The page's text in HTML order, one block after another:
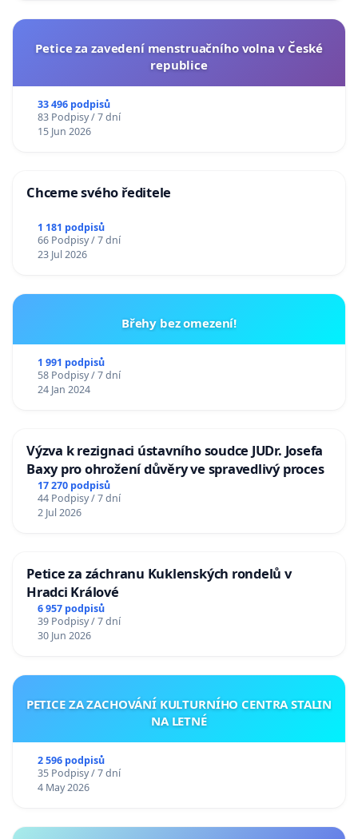
Petice za zavedení menstruačního volna v České
republice
33 496 podpisů
83 Podpisy / 7 dní
15 Jun 2026
Chceme svého ředitele
1 181 podpisů
66 Podpisy / 7 dní
23 Jul 2026
Břehy bez omezení!
1 991 podpisů
58 Podpisy / 7 dní
24 Jan 2024
Výzva k rezignaci ústavního soudce JUDr. Josefa
Baxy pro ohrožení důvěry ve spravedlivý proces
17 270 podpisů
44 Podpisy / 7 dní
2 Jul 2026
Petice za záchranu Kuklenských rondelů v
Hradci Králové
6 957 podpisů
39 Podpisy / 7 dní
30 Jun 2026
PETICE ZA ZACHOVÁNÍ KULTURNÍHO CENTRA STALIN
NA LETNÉ
2 596 podpisů
35 Podpisy / 7 dní
4 May 2026